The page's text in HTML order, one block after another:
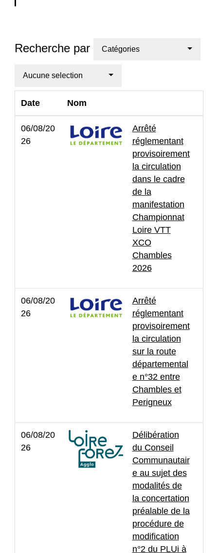
Recherche par Catégories
Aucune selection
Date Nom
06/08/20
26
Arrêté
réglementant
provisoirement
la circulation
dans le cadre
de la
manifestation
Championnat
Loire VTT
XCO
Chambles
2026
06/08/20
26
Arrêté
réglementant
provisoirement
la circulation
sur la route
départemental
e n°32 entre
Chambles et
Perigneux
06/08/20
26
Délibération
du Conseil
Communautair
e au sujet des
modalités de
la concertation
préalable de la
procédure de
modification
n°2 du PLUi à